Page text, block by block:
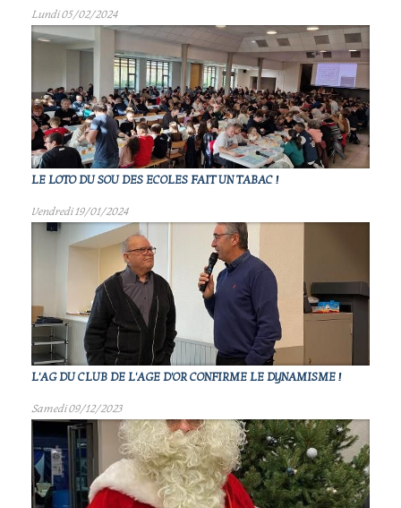
Lundi 05/02/2024
LE LOTO DU SOU DES ECOLES FAIT UN TABAC !
Vendredi 19/01/2024
L'AG DU CLUB DE L'AGE D'OR CONFIRME LE DYNAMISME !
Samedi 09/12/2023